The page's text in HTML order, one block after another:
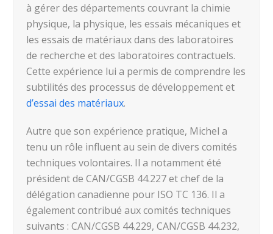
à gérer des départements couvrant la chimie
physique, la physique, les essais mécaniques et
les essais de matériaux dans des laboratoires
de recherche et des laboratoires contractuels.
Cette expérience lui a permis de comprendre les
subtilités des processus de développement et
d’essai des matériaux.
Autre que son expérience pratique, Michel a
tenu un rôle influent au sein de divers comités
techniques volontaires. Il a notamment été
président de CAN/CGSB 44.227 et chef de la
délégation canadienne pour ISO TC 136. Il a
également contribué aux comités techniques
suivants : CAN/CGSB 44.229, CAN/CGSB 44.232,